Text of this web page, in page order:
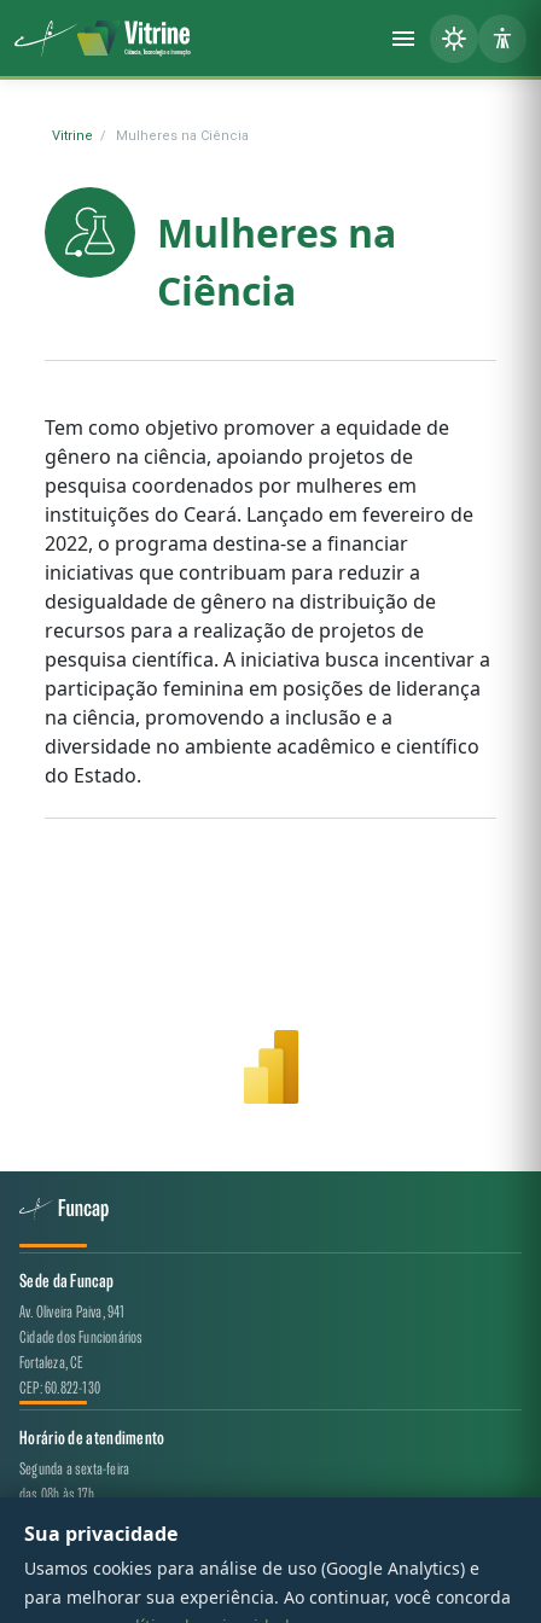
Vitrine Mulheres na Ciência
Mulheres na
Ciência
Tem como objetivo promover a equidade de
gênero na ciência, apoiando projetos de
pesquisa coordenados por mulheres em
instituições do Ceará. Lançado em fevereiro de
2022, o programa destina-se a financiar
iniciativas que contribuam para reduzir a
desigualdade de gênero na distribuição de
recursos para a realização de projetos de
pesquisa científica. A iniciativa busca incentivar a
participação feminina em posições de liderança
na ciência, promovendo a inclusão e a
diversidade no ambiente acadêmico e científico
do Estado.
Sede da Funcap
Av. Oliveira Paiva, 941
Cidade dos Funcionários
Fortaleza, CE
CEP: 60.822-130
Horário de atendimento
Segunda a sexta-feira
das 08h às 17h
Canal de atendimento
projeto.avaliacao@funcap.ce.gov.br
Sua privacidade
Usamos cookies para análise de uso (Google Analytics) e
para melhorar sua experiência. Ao continuar, você concorda